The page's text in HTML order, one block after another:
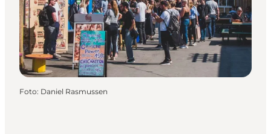
Foto: Daniel Rasmussen